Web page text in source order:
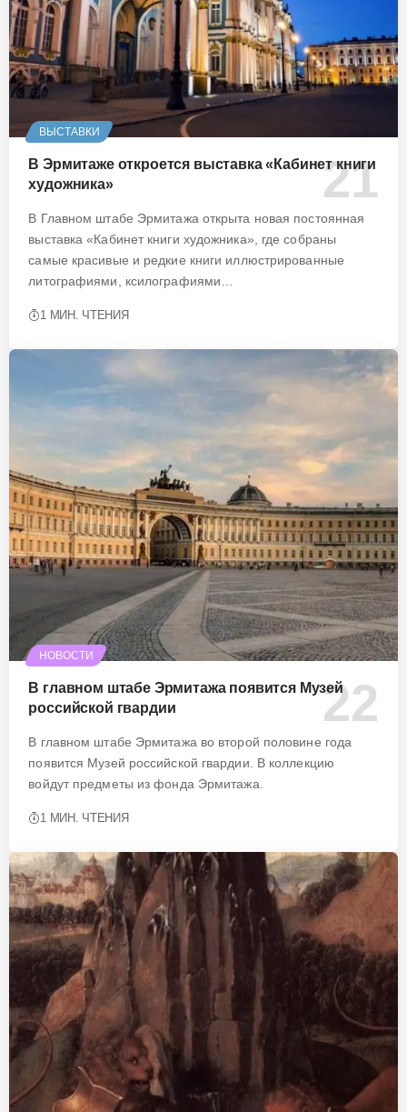
ВЫСТАВКИ
В Эрмитаже откроется выставка «Кабинет книги
художника»
В Главном штабе Эрмитажа открыта новая постоянная
выставка «Кабинет книги художника», где собраны
самые красивые и редкие книги иллюстрированные
литографиями, ксилографиями…
1 МИН. ЧТЕНИЯ
НОВОСТИ
В главном штабе Эрмитажа появится Музей
российской гвардии
В главном штабе Эрмитажа во второй половине года
появится Музей российской гвардии. В коллекцию
войдут предметы из фонда Эрмитажа.
1 МИН. ЧТЕНИЯ